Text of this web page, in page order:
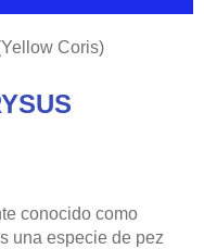
Coris)
conocido como
una especie de pez